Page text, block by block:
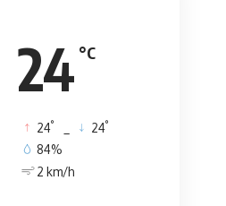
24 °C
24° 24°
84%
2 km/h